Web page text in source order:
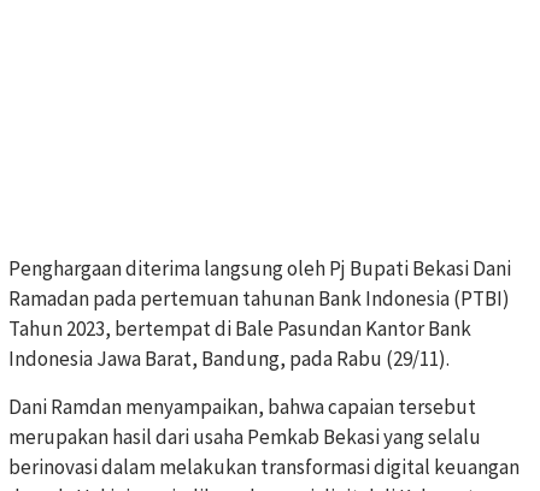
Penghargaan diterima langsung oleh Pj Bupati Bekasi Dani
Ramadan pada pertemuan tahunan Bank Indonesia (PTBI)
Tahun 2023, bertempat di Bale Pasundan Kantor Bank
Indonesia Jawa Barat, Bandung, pada Rabu (29/11).
Dani Ramdan menyampaikan, bahwa capaian tersebut
merupakan hasil dari usaha Pemkab Bekasi yang selalu
berinovasi dalam melakukan transformasi digital keuangan